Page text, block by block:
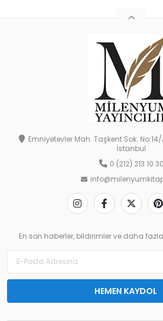
Emniyetevler Mah. Taşkent Sok.
İstanbul
0 (212) 213 10 30
En son haberler, bildirimler ve daha
HEMEN KAYDOL